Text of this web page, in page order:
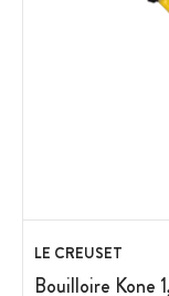
LE CREUSET
Bouilloire Kone